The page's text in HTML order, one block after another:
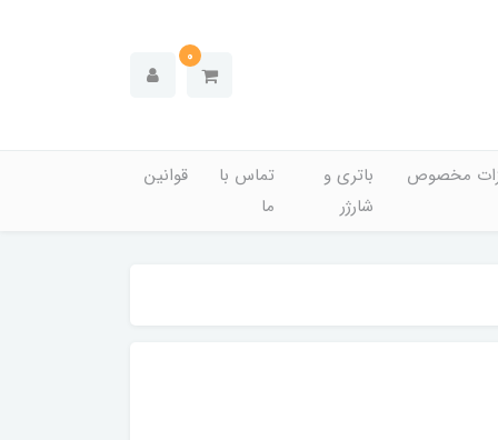
0
مخصوص
باتری و
شارژر
تماس با
ما
قوانین